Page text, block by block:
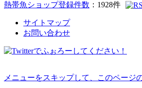
熱帯魚ショップ登録件数 ： 1928件
サイトマップ
お問い合わせ
メニューをスキップして、このページ